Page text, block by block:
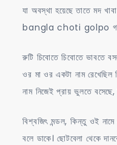
যা অবস্থা হয়েছে তাতে মদ
bangla choti golpo
রুটি চিবোতে চিবোতে ভাবতে
ওর মা ওর একটা নাম
নাম নিজেই প্রায় ভুলতে
বিশ্বজিৎ মন্ডল, কিন্তু ওই
বলে ডাকে। ছোটবেলা থেকে